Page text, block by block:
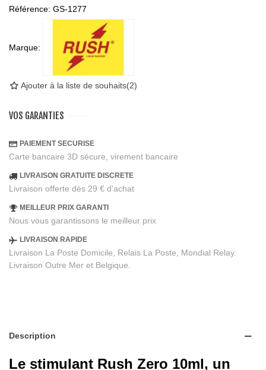
Référence: GS-1277
Marque:
Ajouter à la liste de souhaits(2)
VOS GARANTIES
PAIEMENT SECURISE
Carte bancaire 3D sécure, virement bancaire
LIVRAISON GRATUITE DISCRETE
Livraison offerte dès 29 € d'achat
MEILLEUR PRIX GARANTI
Nous vous garantissons le meilleur prix
LIVRAISON RAPIDE
Livraison La Poste Domicile, Relais La Poste, Mondial Relay.
Livraison Outre Mer et Belgique.
Description
Le stimulant Rush Zero 10ml, un